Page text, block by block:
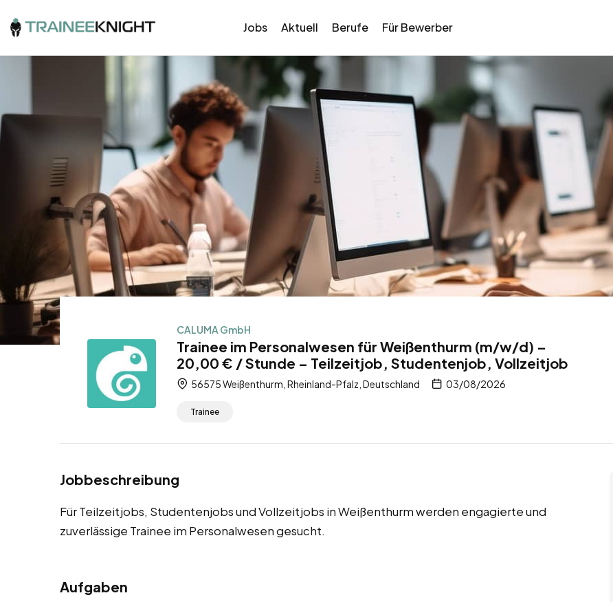
Jobs Aktuell Berufe Für Bewerber
CALUMA GmbH
Trainee im Personalwesen für Weißenthurm (m/w/d) –
20,00 € / Stunde – Teilzeitjob, Studentenjob, Vollzeitjob
56575 Weißenthurm, Rheinland-Pfalz, Deutschland 03/08/2026
Trainee
Jobbeschreibung
Für Teilzeitjobs, Studentenjobs und Vollzeitjobs in Weißenthurm werden engagierte und
zuverlässige Trainee im Personalwesen gesucht.
Aufgaben